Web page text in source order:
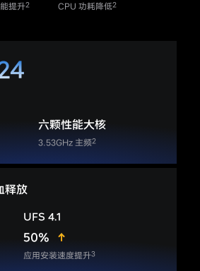
提升2 CPU 功耗降低2
六颗性能大核
3.53GHz 主频2
释放
UFS 4.1
50%
应用安装速度提升3